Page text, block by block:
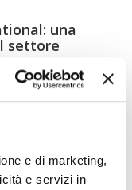
e di marketing,
e servizi in
una
settore
sotto i